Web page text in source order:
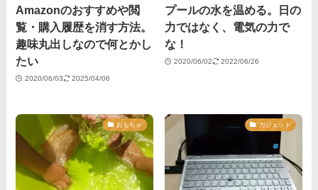
Amazonのおすすめや閲
覧・購入履歴を消す方法。
趣味丸出しなので何とかし
たい
2020/06/03 2025/04/06
プールの水を温める。日の
力ではなく、電気の力で
な！
2020/06/02 2022/06/26
おもちゃ ガジェット